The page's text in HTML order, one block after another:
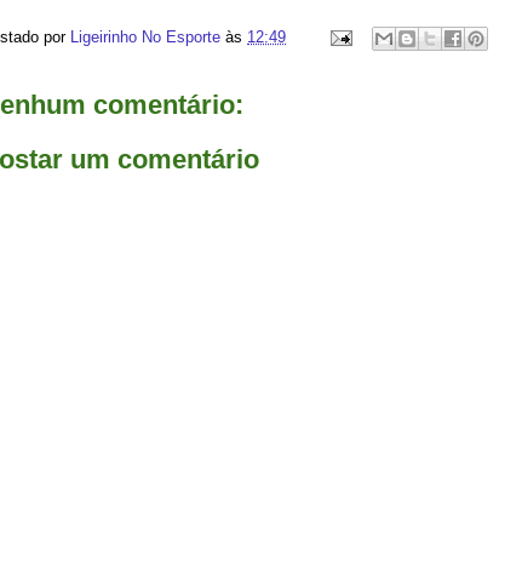
por Ligeirinho No Esporte às 12:49
comentário:
um comentário